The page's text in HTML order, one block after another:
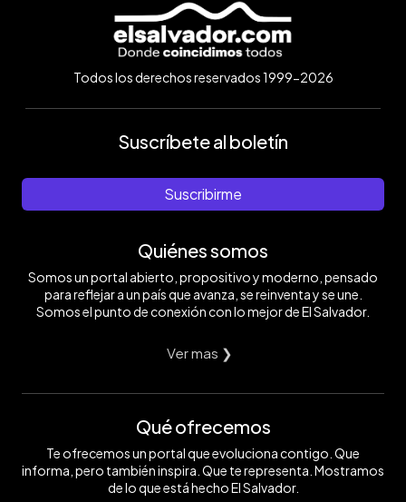
Todos los derechos reservados 1999-2026
Suscríbete al boletín
Suscribirme
Quiénes somos
Somos un portal abierto, propositivo y moderno, pensado
para reflejar a un país que avanza, se reinventa y se une.
Somos el punto de conexión con lo mejor de El Salvador.
Ver mas ❯
Qué ofrecemos
Te ofrecemos un portal que evoluciona contigo. Que
informa, pero también inspira. Que te representa. Mostramos
de lo que está hecho El Salvador.